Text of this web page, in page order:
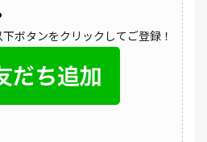
ボタンをクリックしてご登録！